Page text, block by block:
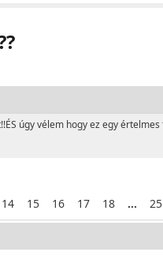
úgy vélem hogy ez egy
14 15 16 17 18 ... 25